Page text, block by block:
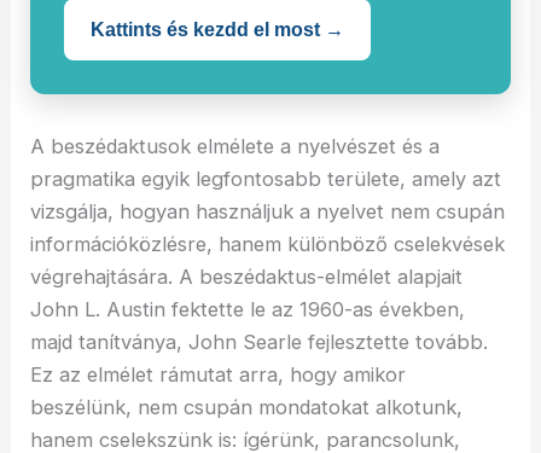
Kattints és kezdd el most →
A beszédaktusok elmélete a nyelvészet és a
pragmatika egyik legfontosabb területe, amely azt
vizsgálja, hogyan használjuk a nyelvet nem csupán
információközlésre, hanem különböző cselekvések
végrehajtására. A beszédaktus-elmélet alapjait
John L. Austin fektette le az 1960-as években,
majd tanítványa, John Searle fejlesztette tovább.
Ez az elmélet rámutat arra, hogy amikor
beszélünk, nem csupán mondatokat alkotunk,
hanem cselekszünk is: ígérünk, parancsolunk,